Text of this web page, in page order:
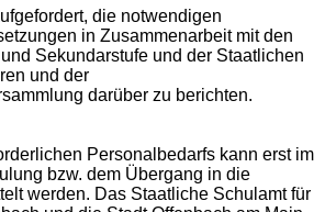
die notwendigen
in Zusammenarbeit mit den
Sekundarstufe und der Staatlichen
und der
darüber zu berichten.
Personalbedarfs kann erst im
bzw. dem Übergang in die
werden. Das Staatliche Schulamt für